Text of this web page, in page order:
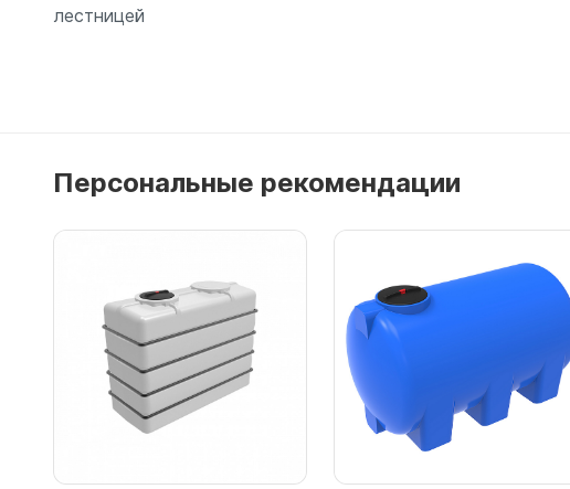
Подробнее
лестницей
Персональные рекомендации